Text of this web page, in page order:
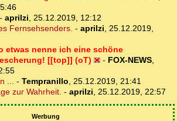
aprilzi
25.12.2019, 12:12
Fernsehsenders. - aprilzi
25.12.2019,
etwas nenne ich eine schöne
[[top]] (oT)
- FOX-NEWS
...
- Tempranillo
25.12.2019, 21:41
zur Wahrheit. - aprilzi 25.12.2019, 22:57
Werbung